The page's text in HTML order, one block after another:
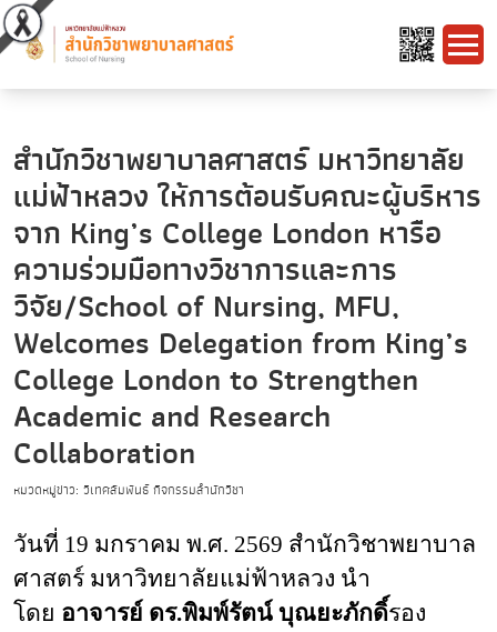
สำนักวิชาพยาบาลศาสตร์ มหาวิทยาลัย
แม่ฟ้าหลวง ให้การต้อนรับคณะผู้บริหาร
จาก King’s College London หารือ
ความร่วมมือทางวิชาการและการ
วิจัย/School of Nursing, MFU,
Welcomes Delegation from King’s
College London to Strengthen
Academic and Research
Collaboration
หมวดหมู่ข่าว: วิเทศสัมพันธ์ กิจกรรมสำนักวิชา
วันที่ 19 มกราคม พ.ศ. 2569 สำนักวิชาพยาบาล
ศาสตร์ มหาวิทยาลัยแม่ฟ้าหลวง นำ
โดย อาจารย์ ดร.พิมพ์รัตน์ บุณยะภักดิ์รอง